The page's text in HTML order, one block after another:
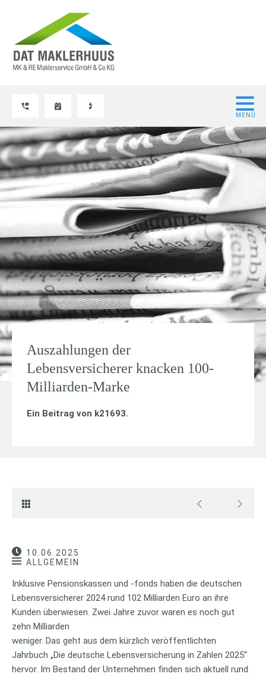
Auszahlungen der
Lebensversicherer knacken 100-
Milliarden-Marke
Ein Beitrag von k21693.
10.06.2025
ALLGEMEIN
Inklusive Pensionskassen und -fonds haben die deutschen
Lebensversicherer 2024 rund 102 Milliarden Euro an ihre
Kunden überwiesen. Zwei Jahre zuvor waren es noch gut
zehn Milliarden
weniger. Das geht aus dem kürzlich veröffentlichten
Jahrbuch „Die deutsche Lebensversicherung in Zahlen 2025“
hervor. Im Bestand der Unternehmen finden sich aktuell rund